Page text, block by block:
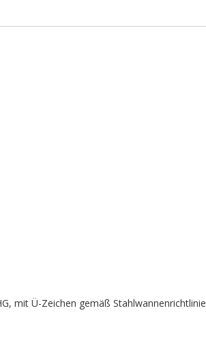
mit Ü-Zeichen gemäß Stahlwannenrichtlinie